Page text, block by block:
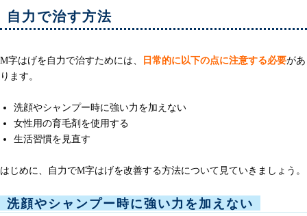
自力で治す方法
M字はげを自力で治すためには、 日常的に以下の点に注意する必要があ
ります。
洗顔やシャンプー時に強い力を加えない
女性用の育毛剤を使用する
生活習慣を見直す
はじめに、自力でM字はげを改善する方法について見ていきましょう。
洗顔やシャンプー時に強い力を加えない